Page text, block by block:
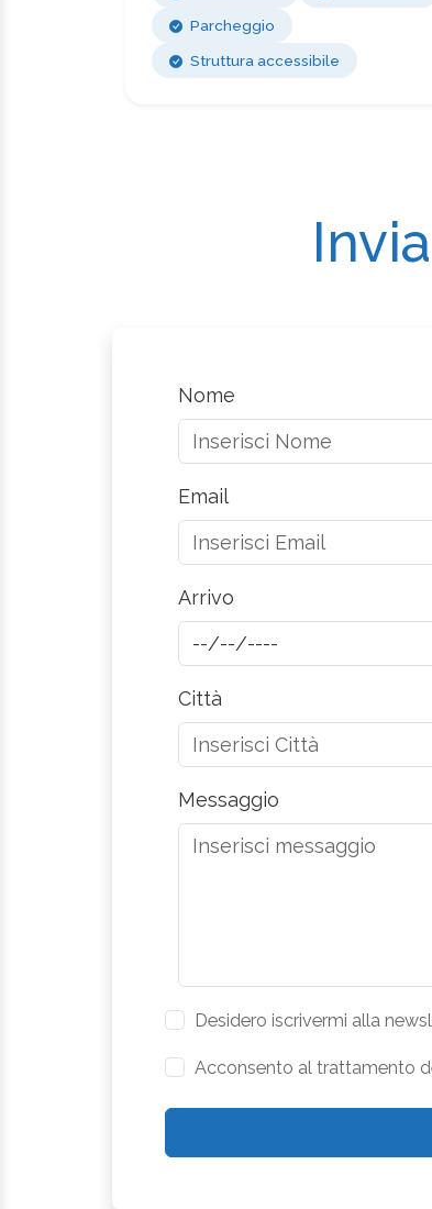
Parcheggio
Struttura accessibile
Nome
Email
Arrivo
Città
Messaggio
Desidero iscrivermi alla
Acconsento al trattamento